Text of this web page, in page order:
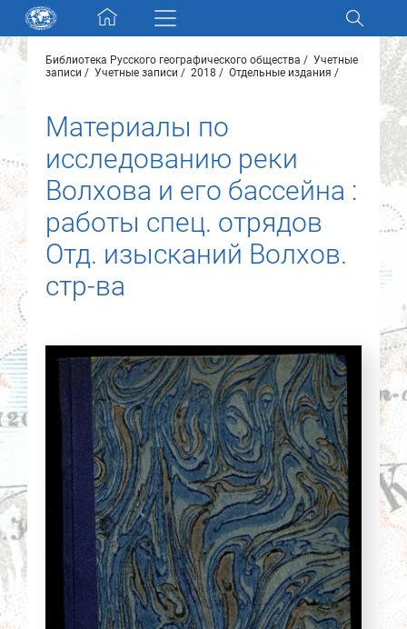
Skip navigation
Разделы и коллекции
Электронный каталог
Новости
О нас
Контакты
Партнеры
Найти
Библиотека Русского географического общества
Учетные
записи
Учетные записи 2018 Отдельные издания
Материалы по
исследованию реки
Волхова и его бассейна :
работы спец. отрядов
Отд. изысканий Волхов.
стр-ва